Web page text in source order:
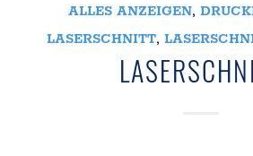
ALLES ANZEIGEN,
LASERSCHNITT,